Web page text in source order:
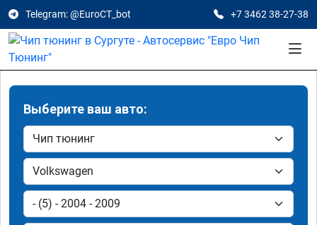
Telegram: @EuroCT_bot +7 3462 38-27-38
Выберите ваш авто: